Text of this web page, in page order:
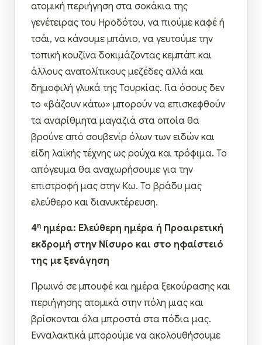
ατομική περιήγηση στα σοκάκια της
γενέτειρας του Ηροδότου, να πιούμε καφέ ή
τσάι, να κάνουμε μπάνιο, να γευτούμε την
τοπική κουζίνα δοκιμάζοντας κεμπάπ και
άλλους ανατολίτικους μεζέδες αλλά και
δημοφιλή γλυκά της Τουρκίας. Για όσους δεν
το «βάζουν κάτω» μπορούν να επισκεφθούν
τα αναρίθμητα μαγαζιά στα οποία θα
βρούνε από σουβενίρ όλων των ειδών και
είδη λαϊκής τέχνης ως ρούχα και τρόφιμα. Το
απόγευμα θα αναχωρήσουμε για την
επιστροφή μας στην Κω. Το βράδυ μας
ελεύθερο και διανυκτέρευση.
4η ημέρα: Ελεύθερη ημέρα ή Προαιρετική
εκδρομή στην Νίσυρο και στο ηφαίστειό
της με ξενάγηση
Πρωινό σε μπουφέ και ημέρα ξεκούρασης και
περιήγησης ατομικά στην πόλη μιας και
βρίσκονται όλα μπροστά στα πόδια μας.
Ενναλακτικά μπορούμε να ακολουθήσουμε